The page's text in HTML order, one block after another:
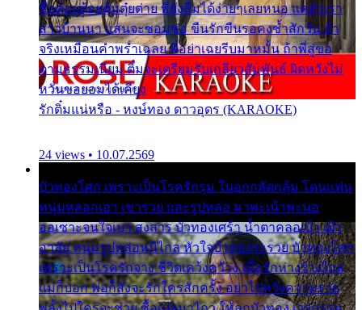
ชื่อต๋อยต้อยตุ้มตุ๋ยต่าย พี่ยังลืมได้ง่ายๆเลยหนอ แค่ตัวเรา
สาวบ้านนา แสนจะซอมซ่อ ขืนรักขืนรอคงช้ำสักวัน ถ้า
จริงเหมือนคำพร่ำเฉลย พี่อย่าเฉยรีบมาหมั้น ถ้าพี่สู่ขอ
ตามธรรมเนียม ติ๋มจะเตรียมรับเกลียวสัมพันธ์ ผิดหวังไม่
หวั่นขอยอมได้เคียง
รักติ๋มแน่หรือ - หงษ์ทอง ดาวอุดร (KARAOKE)
24 views • 10.07.2569
บัวทองโศก เพราะเป็นโรครักรุม ในอกกลัดกลุ้ม โดนแฟน
หนุ่มหลอกเอา เขารวย และรูปหล่อ มาพะเน้าพะนอ
ออเซาะจนใจเบา สงสาร บัวทองเศร้า น้ำตาคลอเบ้า เฝ้า
อาลัย หนุ่มรูปหล่อหนีไกล หัวใจบัวทองระรวย บัวทองโศก
เพราะเป็นโรครักจาง ชีวิตเคว้งคว้าง เมื่อรักห่างร้างไกล
แม่ก็บอก พ่อก็สั่งจะรักใครสักครั้ง อย่าไปหวังความรวย